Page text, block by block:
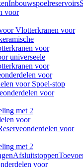
Inbouwspoelreservoirs
voor
Vlotterkranen voor
voor
universeele
voor
voor
voor Spoel-stop
voor
met 2
voor
voor
met 2
Afsluitstoppen
voor